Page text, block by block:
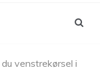
venstrekørsel i